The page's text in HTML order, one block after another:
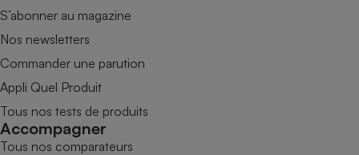
S’abonner au magazine
Nos newsletters
Commander une parution
Appli Quel Produit
Tous nos tests de produits
Accompagner
Tous nos comparateurs